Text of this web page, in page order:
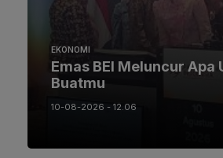
EKONOMI
Emas BEI Meluncur Apa
Buatmu
10-08-2026 - 12.06